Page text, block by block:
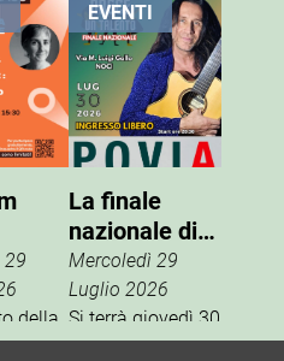
29
della
del
EVENTI
La finale
nazionale di
“Nasce un
Talento”
Mercoledì 29
Luglio 2026
Si terrà giovedì 30
luglio, in via M.